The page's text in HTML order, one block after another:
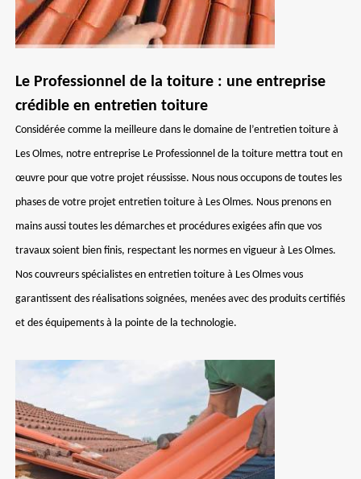
Le Professionnel de la toiture : une entreprise
crédible en entretien toiture
Considérée comme la meilleure dans le domaine de l’entretien toiture à
Les Olmes, notre entreprise Le Professionnel de la toiture mettra tout en
œuvre pour que votre projet réussisse. Nous nous occupons de toutes les
phases de votre projet entretien toiture à Les Olmes. Nous prenons en
mains aussi toutes les démarches et procédures exigées afin que vos
travaux soient bien finis, respectant les normes en vigueur à Les Olmes.
Nos couvreurs spécialistes en entretien toiture à Les Olmes vous
garantissent des réalisations soignées, menées avec des produits certifiés
et des équipements à la pointe de la technologie.